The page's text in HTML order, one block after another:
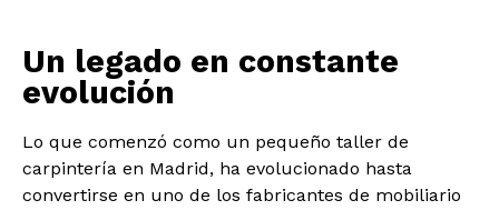
Un legado en constante
evolución
Lo que comenzó como un pequeño taller de
carpintería en Madrid, ha evolucionado hasta
convertirse en uno de los fabricantes de mobiliario